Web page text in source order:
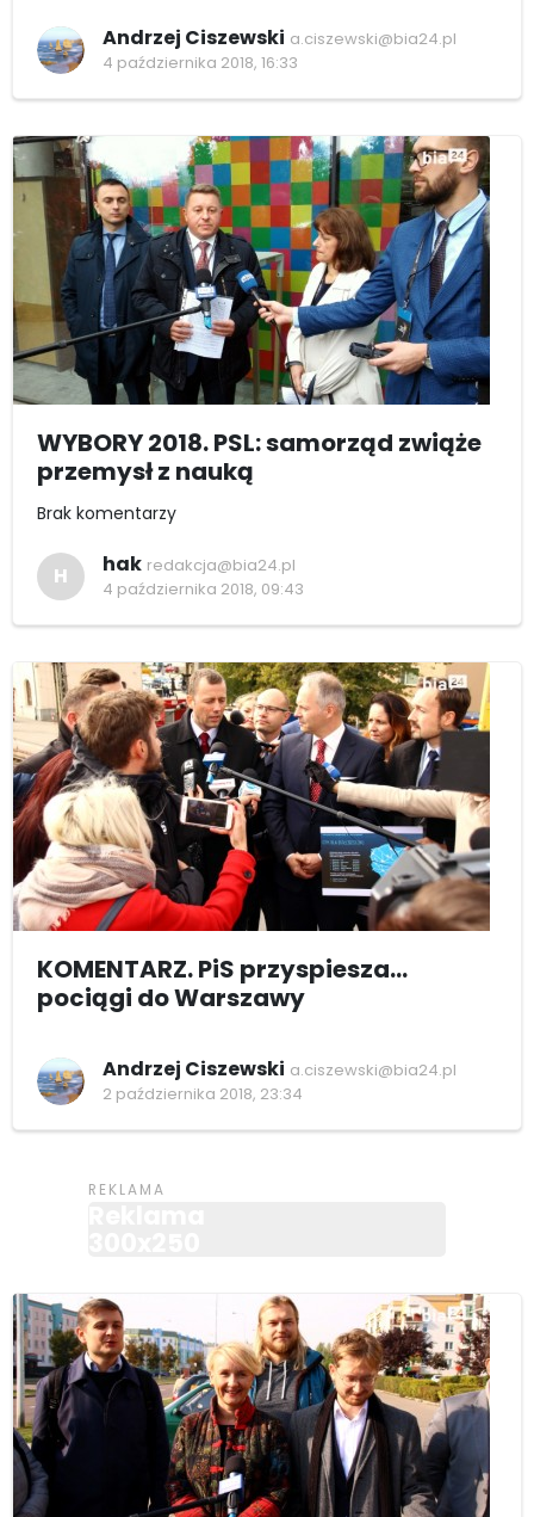
Andrzej Ciszewski a.ciszewski@bia24.pl
4 października 2018, 16:33
WYBORY 2018. PSL: samorząd zwiąże
przemysł z nauką
Brak komentarzy
H hak redakcja@bia24.pl
4 października 2018, 09:43
KOMENTARZ. PiS przyspiesza...
pociągi do Warszawy
Andrzej Ciszewski a.ciszewski@bia24.pl
2 października 2018, 23:34